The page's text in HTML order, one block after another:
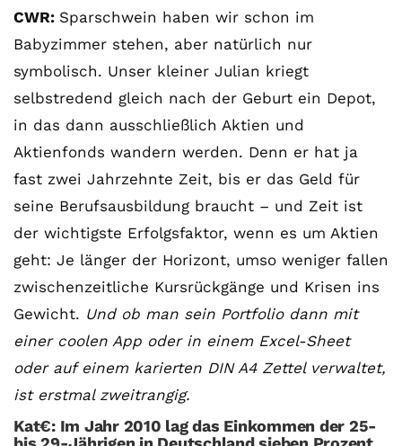
Video
laden
YouTube
immer
entsperren
CWR: Sparschwein haben wir schon im
Babyzimmer stehen, aber natürlich nur
symbolisch. Unser kleiner Julian kriegt
selbstredend gleich nach der Geburt ein Depot,
in das dann ausschließlich Aktien und
Aktienfonds wandern werden. Denn er hat ja
fast zwei Jahrzehnte Zeit, bis er das Geld für
seine Berufsausbildung braucht – und Zeit ist
der wichtigste Erfolgsfaktor, wenn es um Aktien
geht: Je länger der Horizont, umso weniger fallen
zwischenzeitliche Kursrückgänge und Krisen ins
Gewicht. Und ob man sein Portfolio dann mit
einer coolen App oder in einem Excel-Sheet
oder auf einem karierten DIN A4 Zettel verwaltet,
ist erstmal zweitrangig.
Kat€: Im Jahr 2010 lag das Einkommen der 25-